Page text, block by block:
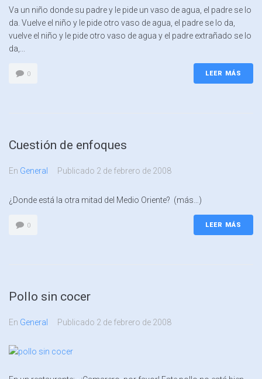
Va un niño donde su padre y le pide un vaso de agua, el padre se lo
da. Vuelve el niño y le pide otro vaso de agua, el padre se lo da,
vuelve el niño y le pide otro vaso de agua y el padre extrañado se lo
da,...
0 LEER MÁS
Cuestión de enfoques
En General Publicado 2 de febrero de 2008
¿Donde está la otra mitad del Medio Oriente? (más…)
0 LEER MÁS
Pollo sin cocer
En General Publicado 2 de febrero de 2008